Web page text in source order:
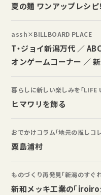
夏の麺 ワンアップレシピ！
assh×BILLBOARD PLACE
T・ジョイ新潟万代 ／
オンゲームコーナー ／
暮らしに新しい楽しみを「LIFE
ヒマワリを飾る
おでかけコラム「地元の推しコレ
粟島浦村
ものづくり再発見「新潟のすぐ
新和メッキ工業の「iroiro